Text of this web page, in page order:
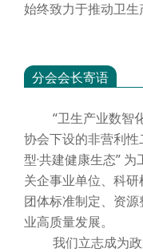
始终致力于推动卫生
分会会长寄语
“卫生产业数智化
协会下设的非营利
型·共建健康生态”
关企事业单位、科研
团体标准制定、资
业高质量发展。
我们立志成为政